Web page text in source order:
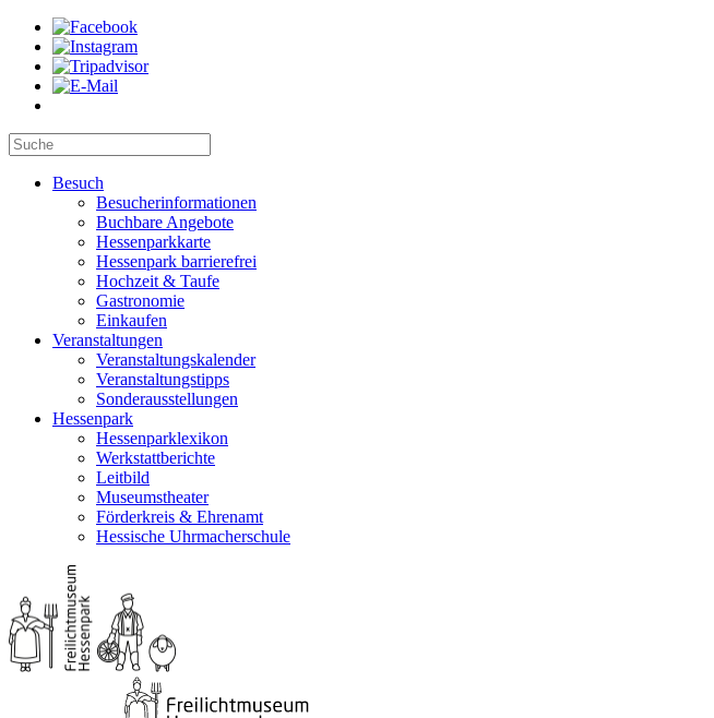
Besuch
Besucherinformationen
Buchbare Angebote
Hessenparkkarte
Hessenpark barrierefrei
Hochzeit & Taufe
Gastronomie
Einkaufen
Veranstaltungen
Veranstaltungskalender
Veranstaltungstipps
Sonderausstellungen
Hessenpark
Hessenparklexikon
Werkstattberichte
Leitbild
Museumstheater
Förderkreis & Ehrenamt
Hessische Uhrmacherschule